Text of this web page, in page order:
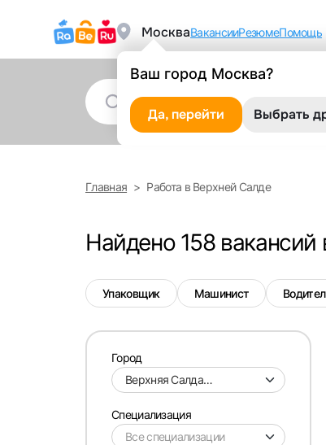
Москва
Ваш город Москва?
Да, перейти Выбрать
ВакансииРезюмеПомощь
Главная Работа в Верхней Салде
Найдено 158
Упаковщик Машинист
Город
Верхняя Салда
(Свердловская
Специализация